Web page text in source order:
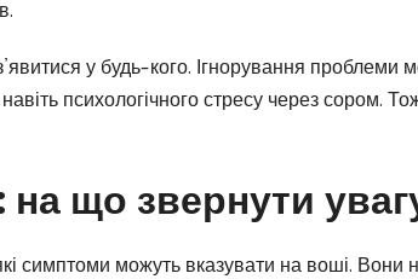
у будь-кого. Ігнорування проблеми
психологічного стресу через сором.
що звернути
симптоми можуть вказувати на воші. Вони